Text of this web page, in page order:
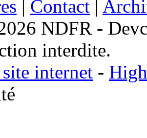
| Contact |
NDFR -
interdite.
internet -